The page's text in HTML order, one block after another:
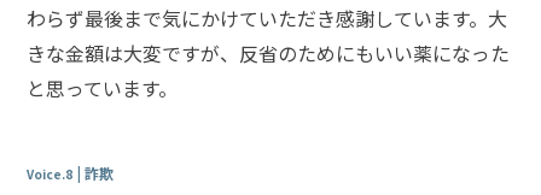
わらず最後まで気にかけていただき感謝しています。大
きな金額は大変ですが、反省のためにもいい薬になった
と思っています。
Voice.8 詐欺